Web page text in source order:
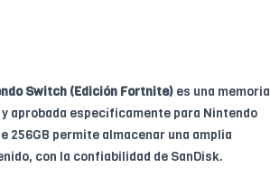
Switch (Edición Fortnite) es una memoria
aprobada específicamente para Nintendo
256GB permite almacenar una amplia
con la confiabilidad de SanDisk.